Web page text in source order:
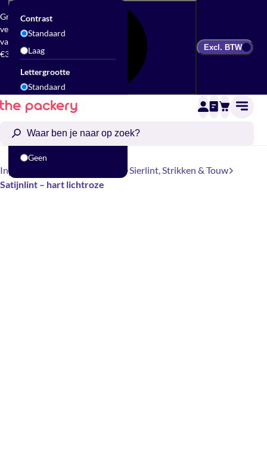
Gratis
verzending
vanaf
€300
Contrast
Standaard
Laag
Lettergrootte
Standaard
Groot
Geen
Excl. BTW
Inpakken
Sierlint, Strikken & Touw
Satijnlint – hart lichtroze